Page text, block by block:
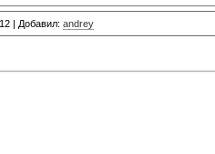
| Добавил: andrey